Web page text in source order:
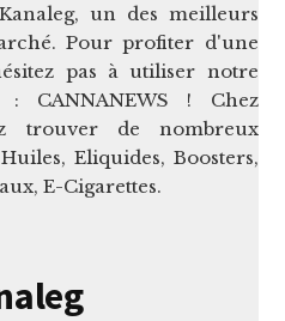
un des meilleurs
Pour profiter d'une
pas à utiliser notre
CANNANEWS ! Chez
trouver de nombreux
Eliquides, Boosters,
E-Cigarettes.